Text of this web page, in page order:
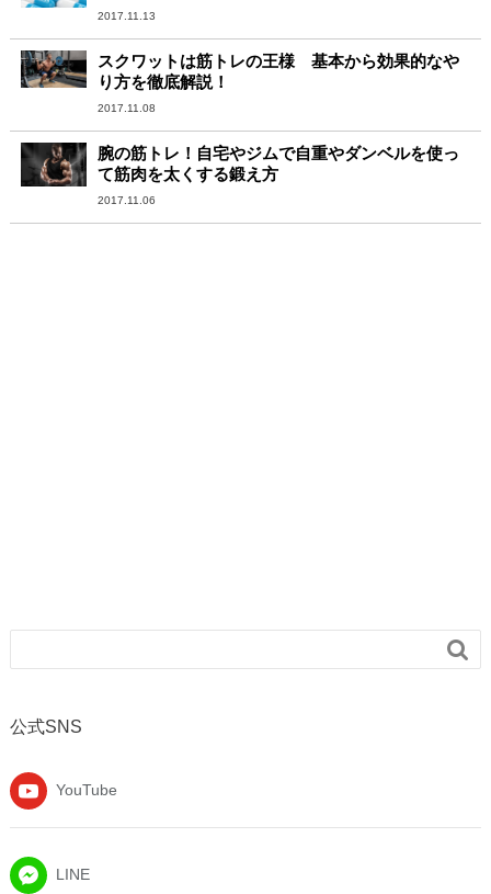
2017.11.13
スクワットは筋トレの王様 基本から効果的なや
り方を徹底解説！
2017.11.08
腕の筋トレ！自宅やジムで自重やダンベルを使っ
て筋肉を太くする鍛え方
2017.11.06

公式SNS
YouTube
LINE